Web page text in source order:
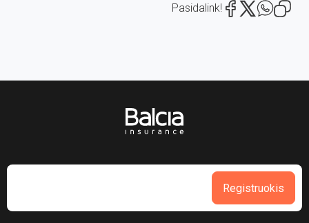
Pasidalink!
Registruokis